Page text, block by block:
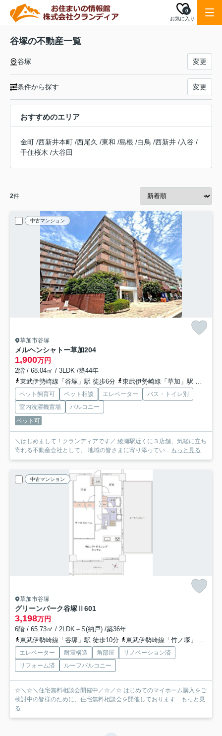
お気に入り
0
谷塚の不動産一覧
谷塚 変更
条件から探す 変更
おすすめのエリア
金町 /西新井本町 /西尾久 /東和 /島根 /白鳥 /西新井 /入谷 /
千住桜木 /大谷田
2件
中古マンション
草加市谷塚
メルヘンシャトー草加204
1,900万円
2階 / 68.04㎡ / 3LDK /築44年
東武伊勢崎線「谷塚」駅 徒歩6分
東武伊勢崎線「草加」駅 徒歩27分
ペット飼育可 ペット相談 エレベーター
バス・トイレ別
室内洗濯機置場
バルコニー
ペット可
＼はじめまして！クランディアです／ 綾瀬駅近くに３店舗、気軽に立ち
寄れる不動産会社として、 地域の皆さまに寄り添ってい... もっと見る
中古マンション
草加市谷塚
グリーンパーク谷塚Ⅱ 601
3,198万円
6階 / 65.73㎡ / 2LDK＋S(納戸) /築36年
東武伊勢崎線「谷塚」駅 徒歩10分
東武伊勢崎線「竹ノ塚」駅 徒歩27分
エレベーター 耐震構造 角部屋
リノベーション済
リフォーム済
ルーフバルコニー
☆＼☆＼住宅無料相談会開催中／☆／☆ はじめてのマイホーム購入をご
検討中の皆様のために、住宅無料相談会を開催しております... もっと見
る